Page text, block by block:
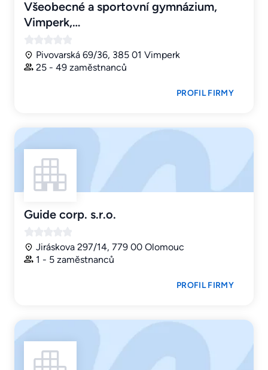
Všeobecné a sportovní gymnázium,
Vimperk,…
Pivovarská 69/36, 385 01 Vimperk
25 - 49 zaměstnanců
PROFIL FIRMY
Guide corp. s.r.o.
Jiráskova 297/14, 779 00 Olomouc
1 - 5 zaměstnanců
PROFIL FIRMY